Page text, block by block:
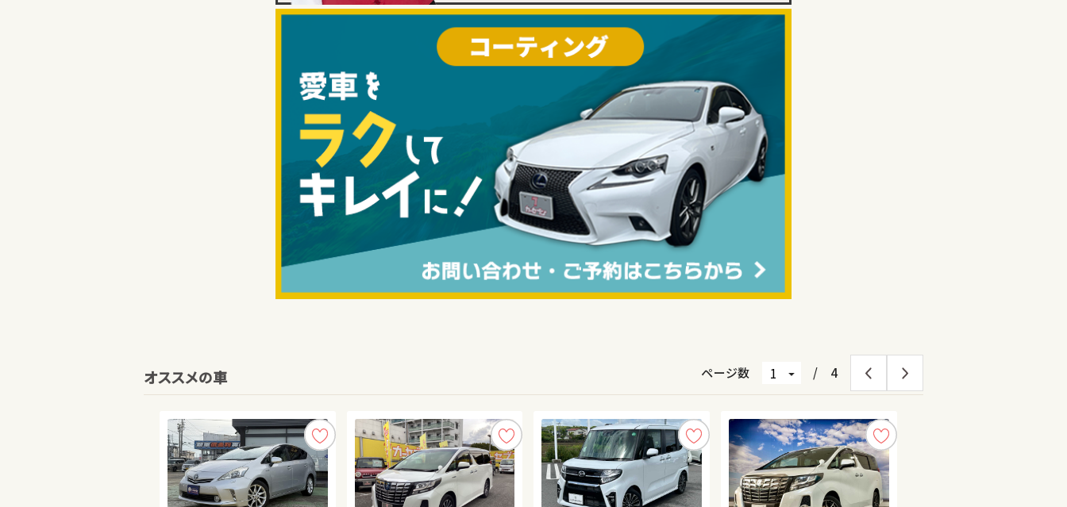
オススメの車 ページ数 / 4